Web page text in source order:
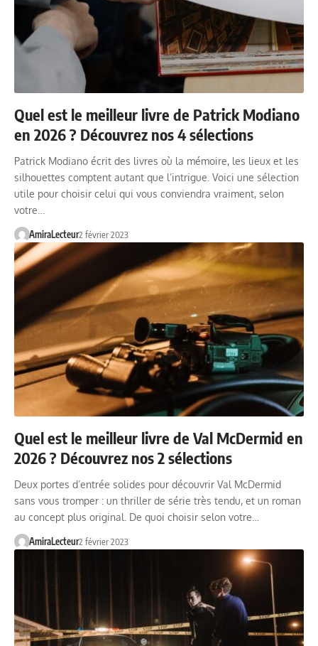
Quel est le meilleur livre de Patrick Modiano
en 2026 ? Découvrez nos 4 sélections
Patrick Modiano écrit des livres où la mémoire, les lieux et les
silhouettes comptent autant que l’intrigue. Voici une sélection
utile pour choisir celui qui vous conviendra vraiment, selon
votre…
AmiraLecteur2 février 2023
Quel est le meilleur livre de Val McDermid en
2026 ? Découvrez nos 2 sélections
Deux portes d’entrée solides pour découvrir Val McDermid
sans vous tromper : un thriller de série très tendu, et un roman
au concept plus original. De quoi choisir selon votre…
AmiraLecteur2 février 2023